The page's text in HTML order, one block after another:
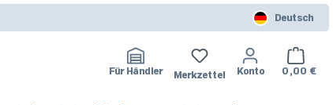
Deutsch
Für Händler Merkzettel Konto 0,00 €